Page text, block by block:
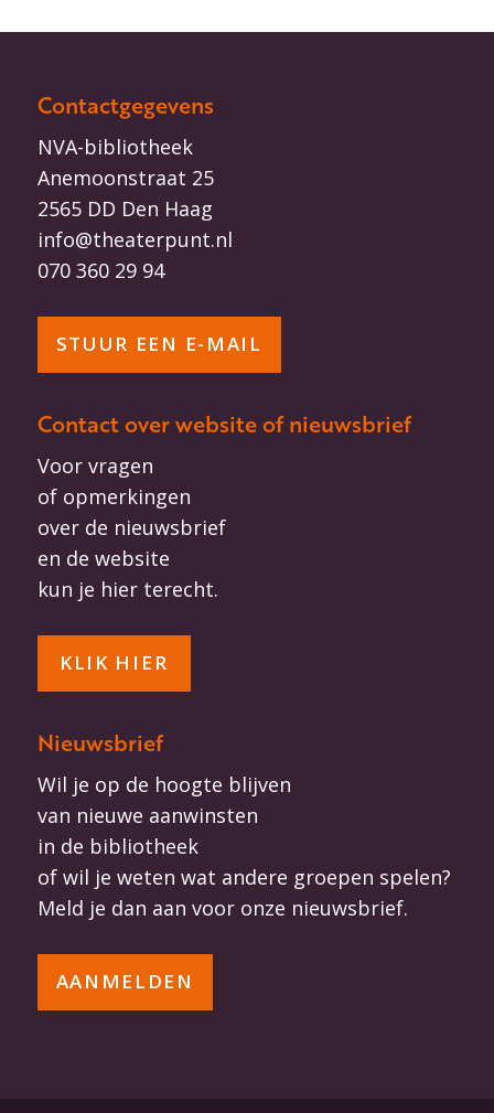
Contactgegevens
NVA-bibliotheek
Anemoonstraat 25
2565 DD Den Haag
info@theaterpunt.nl
070 360 29 94
STUUR EEN E-MAIL
Contact over website of nieuwsbrief
Voor vragen
of opmerkingen
over de nieuwsbrief
en de website
kun je hier terecht.
KLIK HIER
Nieuwsbrief
Wil je op de hoogte blijven
van nieuwe aanwinsten
in de bibliotheek
of wil je weten wat andere groepen spelen?
Meld je dan aan voor onze nieuwsbrief.
AANMELDEN